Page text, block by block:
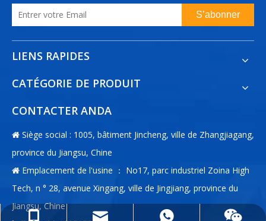
S’abonner
LIENS RAPIDES
CATÉGORIE DE PRODUIT
CONTACTER ANDA
 Siège social : 1005, bâtiment Jincheng, ville de Zhangjiagang,
province du Jiangsu, Chine
 Emplacement de l'usine ： No17, parc industriel Zoina High
Tech, n ° 28, avenue Xingang, ville de Jingjiang, province du
Jiangsu, Chine
+86-18051537011
info@anda-china.com
+86-18051537011